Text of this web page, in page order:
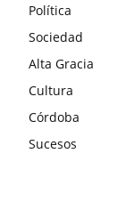
Política
Sociedad
Alta Gracia
Cultura
Córdoba
Sucesos